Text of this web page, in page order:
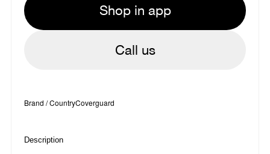
Shop in app
Call us
Brand / CountryCoverguard
Description